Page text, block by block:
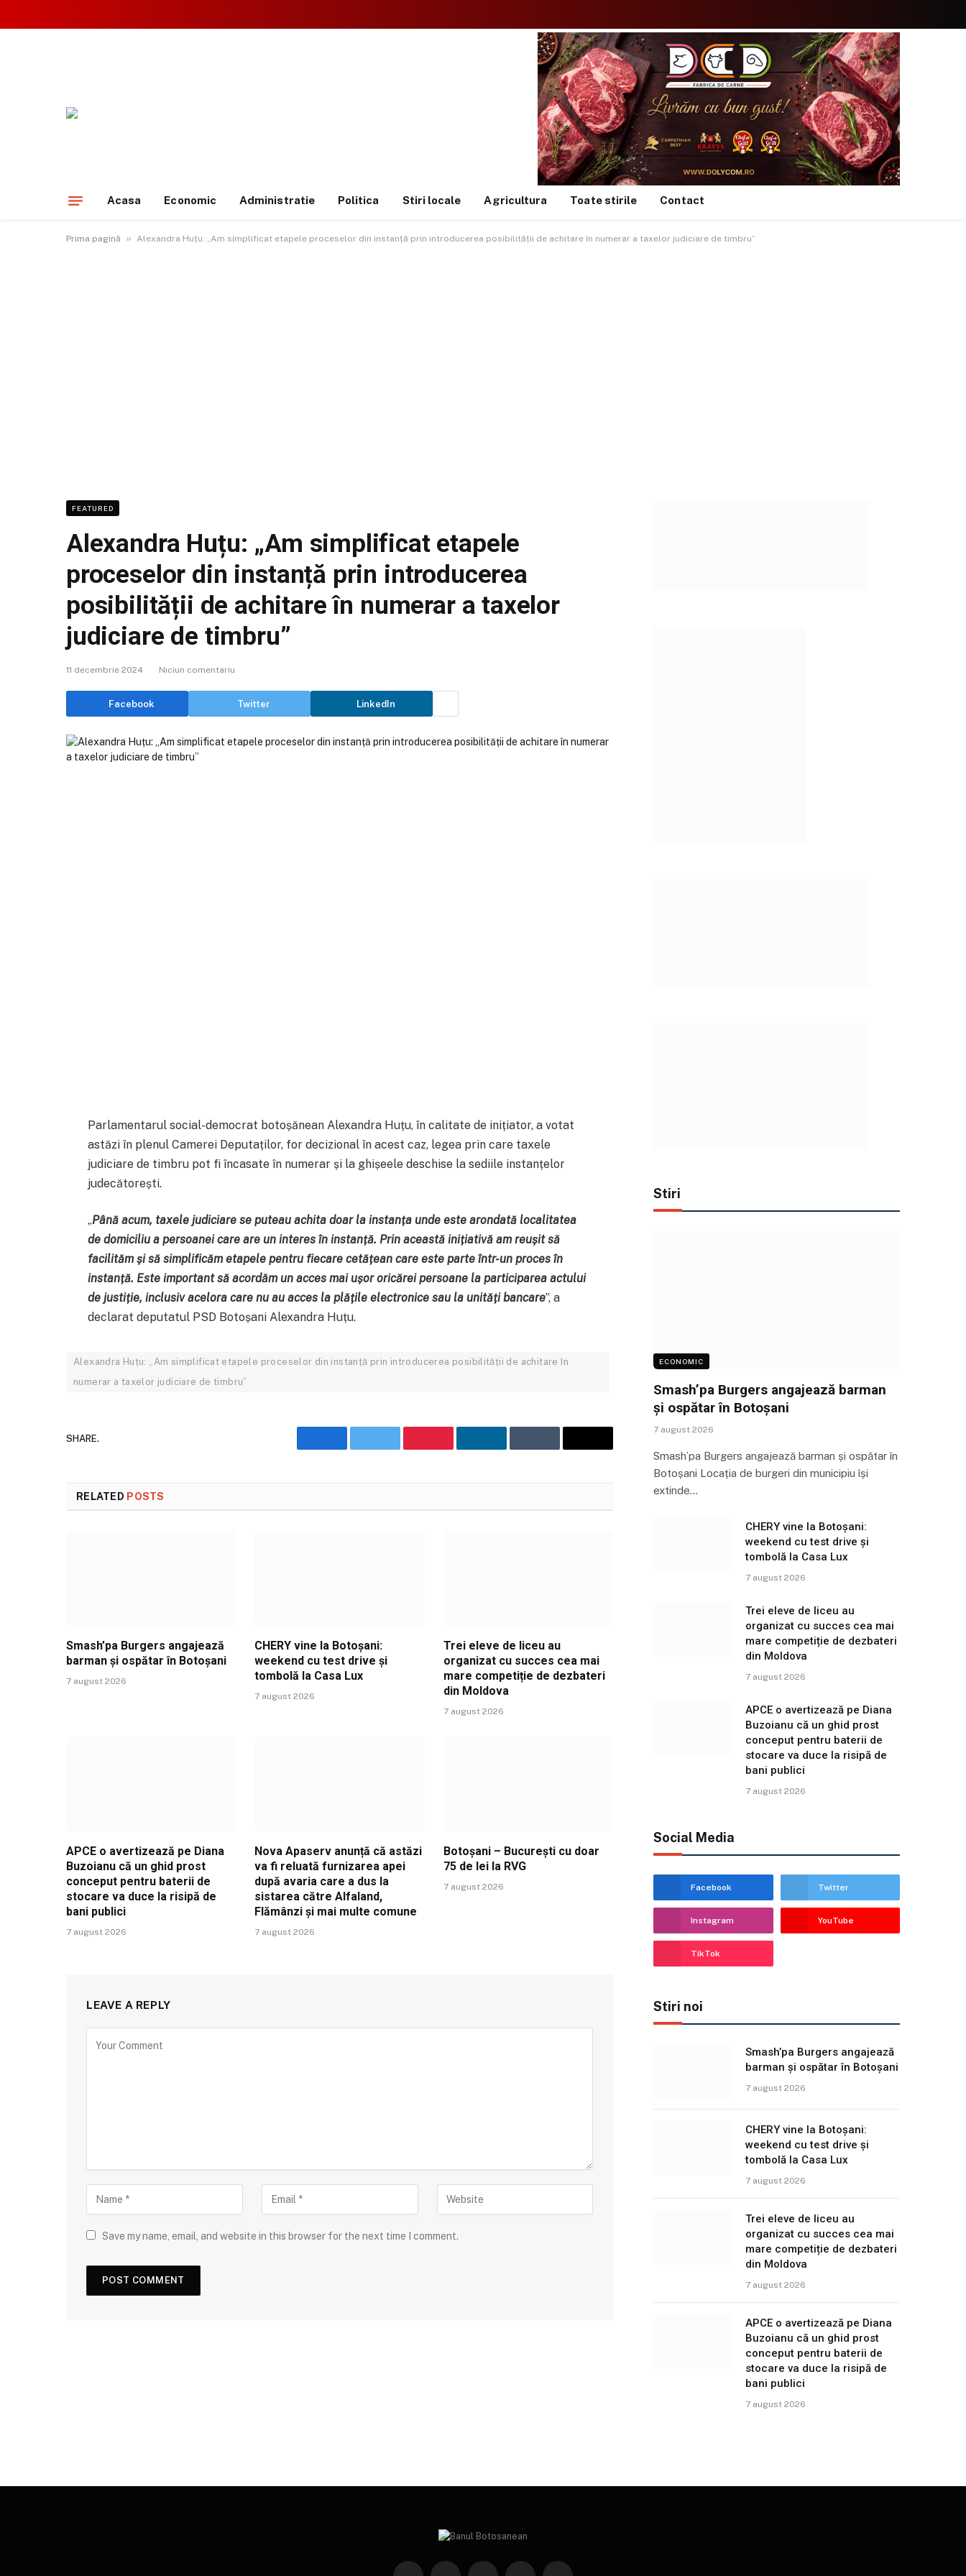
(Twitter)
Acasa Economic Administratie Politica Stiri locale Agricultura Toate stirile Contact
Prima pagină » Alexandra Huțu: „Am simplificat etapele proceselor din instanță prin introducerea posibilității de achitare în numerar a taxelor judiciare de timbru”
FEATURED
Alexandra Huțu: „Am simplificat etapele
proceselor din instanță prin introducerea
posibilității de achitare în numerar a taxelor
judiciare de timbru”
11 decembrie 2024 Niciun comentariu
Facebook Twitter LinkedIn
Parlamentarul social-democrat botoșănean Alexandra Huțu, în calitate de inițiator, a votat
astăzi în plenul Camerei Deputaților, for decizional în acest caz, legea prin care taxele
judiciare de timbru pot fi încasate în numerar și la ghișeele deschise la sediile instanțelor
judecătorești.
„Până acum, taxele judiciare se puteau achita doar la instanța unde este arondată localitatea
de domiciliu a persoanei care are un interes în instanță. Prin această inițiativă am reușit să
facilităm și să simplificăm etapele pentru fiecare cetățean care este parte într-un proces în
instanță. Este important să acordăm un acces mai ușor oricărei persoane la participarea actului
de justiție, inclusiv acelora care nu au acces la plățile electronice sau la unități bancare”, a
declarat deputatul PSD Botoșani Alexandra Huțu.
Alexandra Huțu: „Am simplificat etapele proceselor din instanță prin introducerea posibilității de achitare în
numerar a taxelor judiciare de timbru”
SHARE.
FacebookTwitter PinterestLinkedInTumblr Email
RELATED POSTS
Smash’pa Burgers angajează
barman și ospătar în Botoșani
7 august 2026
CHERY vine la Botoșani:
weekend cu test drive și
tombolă la Casa Lux
7 august 2026
Trei eleve de liceu au
organizat cu succes cea mai
mare competiție de dezbateri
din Moldova
7 august 2026
APCE o avertizează pe Diana
Buzoianu că un ghid prost
conceput pentru baterii de
stocare va duce la risipă de
bani publici
7 august 2026
Nova Apaserv anunță că astăzi
va fi reluată furnizarea apei
după avaria care a dus la
sistarea către Alfaland,
Flămânzi și mai multe comune
7 august 2026
Botoșani – București cu doar
75 de lei la RVG
7 august 2026
LEAVE A REPLY
Save my name, email, and website in this browser for the next time I comment.
Stiri
ECONOMIC
Smash’pa Burgers angajează barman
și ospătar în Botoșani
7 august 2026
Smash’pa Burgers angajează barman și ospătar în
Botoșani Locația de burgeri din municipiu își
extinde…
CHERY vine la Botoșani:
weekend cu test drive și
tombolă la Casa Lux
7 august 2026
Trei eleve de liceu au
organizat cu succes cea mai
mare competiție de dezbateri
din Moldova
7 august 2026
APCE o avertizează pe Diana
Buzoianu că un ghid prost
conceput pentru baterii de
stocare va duce la risipă de
bani publici
7 august 2026
Social Media
Facebook Twitter
Instagram YouTube
TikTok
Stiri noi
Smash’pa Burgers angajează
barman și ospătar în Botoșani
7 august 2026
CHERY vine la Botoșani:
weekend cu test drive și
tombolă la Casa Lux
7 august 2026
Trei eleve de liceu au
organizat cu succes cea mai
mare competiție de dezbateri
din Moldova
7 august 2026
APCE o avertizează pe Diana
Buzoianu că un ghid prost
conceput pentru baterii de
stocare va duce la risipă de
bani publici
7 august 2026